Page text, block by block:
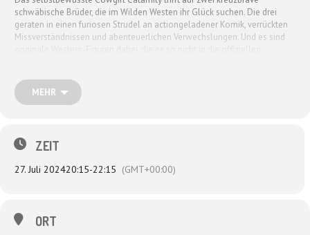
schwäbische Brüder, die im Wilden Westen ihr Glück suchen. Die drei
geraten in einen furiosen Strudel an actiongeladener Komik, verrückten
Missverständnissen und abenteuerlichen Verwechslungen. Und es sind
bestechliche Pferde und schießwütige Präriehunde … Und natürlich die
Hauptdarsteller (die nicht nur alle Nebenfiguren mitspielen, sondern
Kabarettistin Dagmar Schönleber ist dabei, Uli Boettcher selbstredend,
Udo Zepezauer genauso wie der Allround-Musiker Sascha Bendiks.
MEHR
ZEIT
27. Juli 202420:15-22:15 (GMT+00:00)
ORT